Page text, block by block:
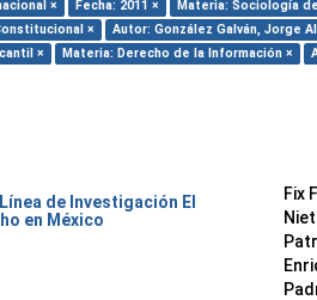
× Fecha: 2011 × Materia: Sociología
× Autor: González Galván, Jorge
× Materia: Derecho de la Información ×
de Investigación El
en México
Fix